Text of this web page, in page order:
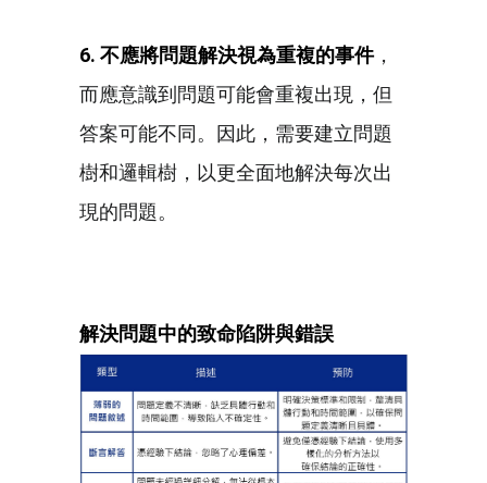
6. 不應將問題解決視為重複的事件，
而應意識到問題可能會重複出現，但
答案可能不同。因此，需要建立問題
樹和邏輯樹，以更全面地解決每次出
現的問題。
解決問題中的致命陷阱與錯誤